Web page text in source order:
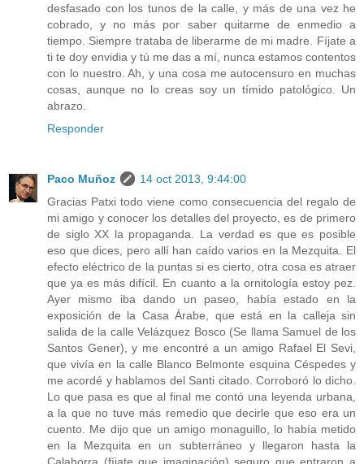
desfasado con los tunos de la calle, y más de una vez he
cobrado, y no más por saber quitarme de enmedio a
tiempo. Siempre trataba de liberarme de mi madre. Fíjate a
ti te doy envidia y tú me das a mí, nunca estamos contentos
con lo nuestro. Ah, y una cosa me autocensuro en muchas
cosas, aunque no lo creas soy un tímido patológico. Un
abrazo.
Responder
Paco Muñoz
14 oct 2013, 9:44:00
Gracias Patxi todo viene como consecuencia del regalo de
mi amigo y conocer los detalles del proyecto, es de primero
de siglo XX la propaganda. La verdad es que es posible
eso que dices, pero allí han caído varios en la Mezquita. El
efecto eléctrico de la puntas si es cierto, otra cosa es atraer
que ya es más difícil. En cuanto a la ornitología estoy pez.
Ayer mismo iba dando un paseo, había estado en la
exposición de la Casa Árabe, que está en la calleja sin
salida de la calle Velázquez Bosco (Se llama Samuel de los
Santos Gener), y me encontré a un amigo Rafael El Sevi,
que vivía en la calle Blanco Belmonte esquina Céspedes y
me acordé y hablamos del Santi citado. Corroboró lo dicho.
Lo que pasa es que al final me contó una leyenda urbana,
a la que no tuve más remedio que decirle que eso era un
cuento. Me dijo que un amigo monaguillo, lo había metido
en la Mezquita en un subterráneo y llegaron hasta la